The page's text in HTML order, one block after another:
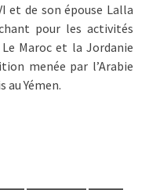
et de son épouse Lalla
pour les activités
Maroc et la Jordanie
menée par l’Arabie
Yémen.